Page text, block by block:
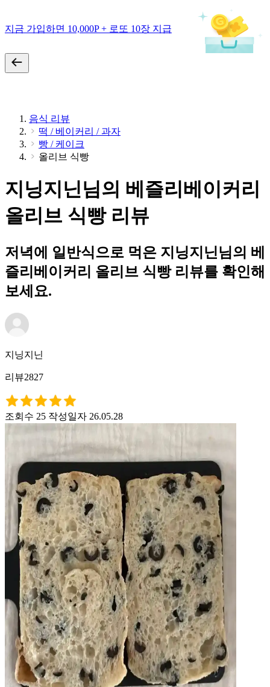
지금 가입하면 10,000P + 로또 10장 지급
음식 리뷰
떡 / 베이커리 / 과자
빵 / 케이크
올리브 식빵
지닝지닌님의 베즐리베이커리
올리브 식빵 리뷰
저녁에 일반식으로 먹은 지닝지닌님의 베
즐리베이커리 올리브 식빵 리뷰를 확인해
보세요.
지닝지닌
리뷰2827
조회수 25 작성일자 26.05.28